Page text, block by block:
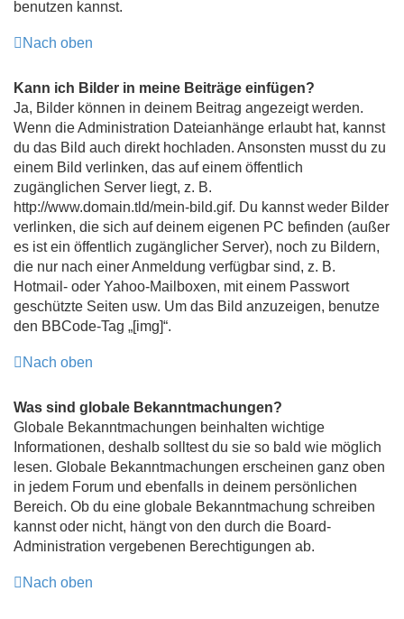
benutzen kannst.
Nach oben
Kann ich Bilder in meine Beiträge einfügen?
Ja, Bilder können in deinem Beitrag angezeigt werden.
Wenn die Administration Dateianhänge erlaubt hat, kannst
du das Bild auch direkt hochladen. Ansonsten musst du zu
einem Bild verlinken, das auf einem öffentlich
zugänglichen Server liegt, z. B.
http://www.domain.tld/mein-bild.gif. Du kannst weder Bilder
verlinken, die sich auf deinem eigenen PC befinden (außer
es ist ein öffentlich zugänglicher Server), noch zu Bildern,
die nur nach einer Anmeldung verfügbar sind, z. B.
Hotmail- oder Yahoo-Mailboxen, mit einem Passwort
geschützte Seiten usw. Um das Bild anzuzeigen, benutze
den BBCode-Tag „[img]“.
Nach oben
Was sind globale Bekanntmachungen?
Globale Bekanntmachungen beinhalten wichtige
Informationen, deshalb solltest du sie so bald wie möglich
lesen. Globale Bekanntmachungen erscheinen ganz oben
in jedem Forum und ebenfalls in deinem persönlichen
Bereich. Ob du eine globale Bekanntmachung schreiben
kannst oder nicht, hängt von den durch die Board-
Administration vergebenen Berechtigungen ab.
Nach oben